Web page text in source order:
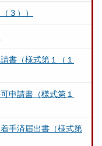
３））
書（様式第１（１
申請書（様式第１
手済届出書（様式第